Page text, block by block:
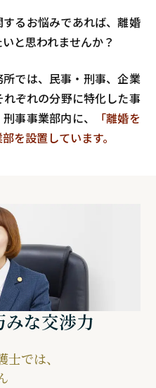
るお悩みであれば、離婚
と思われませんか？
では、民事・刑事、企業
ぞれの分野に特化した事
事事業部内に、
「離婚を
を設置しています。
な交渉力
では、